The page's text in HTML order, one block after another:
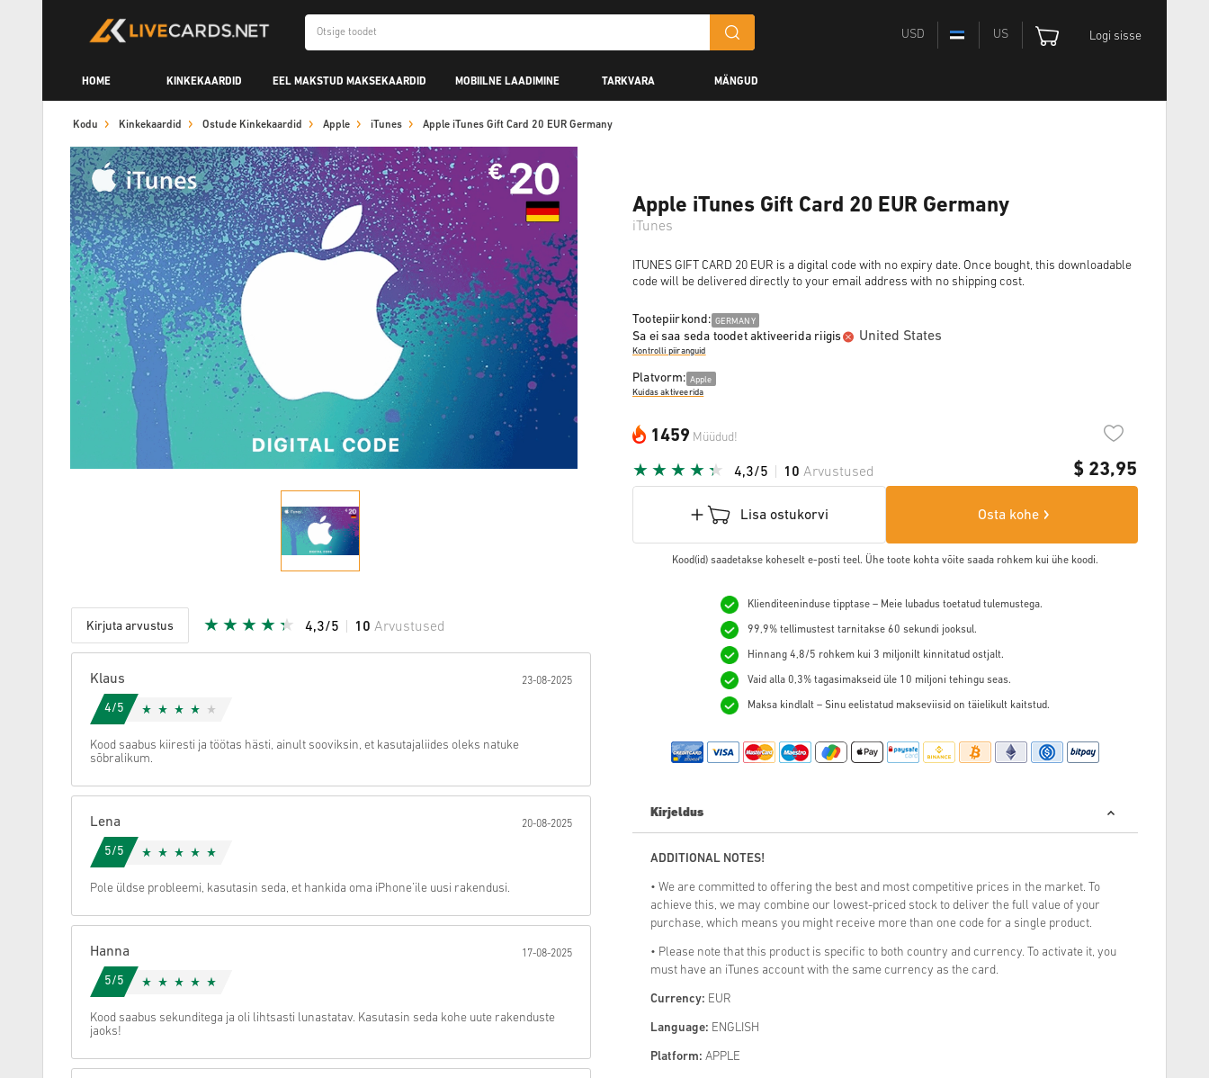
USD US Logi sisse
HOME KINKEKAARDID EEL MAKSTUD MAKSEKAARDID MOBIILNE LAADIMINE TARKVARA MÄNGUD
Kodu Kinkekaardid Ostude Kinkekaardid Apple iTunes Apple iTunes Gift Card 20 EUR Germany
Kirjuta arvustus 4,3/5 10 Arvustused
Tühista
Klaus 23-08-2025
4/5
Kood saabus kiiresti ja töötas hästi, ainult sooviksin, et kasutajaliides oleks natuke
sõbralikum.
Lena 20-08-2025
5/5
Pole üldse probleemi, kasutasin seda, et hankida oma iPhone’ile uusi rakendusi.
Hanna 17-08-2025
5/5
Kood saabus sekunditega ja oli lihtsasti lunastatav. Kasutasin seda kohe uute rakenduste
jaoks!
Apple iTunes Gift Card 20 EUR Germany
iTunes
ITUNES GIFT CARD 20 EUR is a digital code with no expiry date. Once bought, this downloadable
code will be delivered directly to your email address with no shipping cost.
Tootepiirkond: GERMANY
Sa ei saa seda toodet aktiveerida riigis United States
Kontrolli piiranguid
Platvorm: Apple
Kuidas aktiveerida
1459 Müüdud!
$ 23,95
4,3/5 10 Arvustused
Lisa ostukorvi Osta kohe
Kood(id) saadetakse koheselt e-posti teel. Ühe toote kohta võite saada rohkem kui ühe koodi.
Klienditeeninduse tipptase – Meie lubadus toetatud tulemustega.
99,9% tellimustest tarnitakse 60 sekundi jooksul.
Hinnang 4,8/5 rohkem kui 3 miljonilt kinnitatud ostjalt.
Vaid alla 0,3% tagasimakseid üle 10 miljoni tehingu seas.
Maksa kindlalt – Sinu eelistatud makseviisid on täielikult kaitstud.
Kirjeldus
ADDITIONAL NOTES!
• We are committed to offering the best and most competitive prices in the market. To
achieve this, we may combine our lowest-priced stock to deliver the full value of your
purchase, which means you might receive more than one code for a single product.
• Please note that this product is specific to both country and currency. To activate it, you
must have an iTunes account with the same currency as the card.
Currency: EUR
Language: ENGLISH
Platform: APPLE